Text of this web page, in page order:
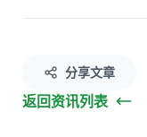
分享文章
返回资讯列表